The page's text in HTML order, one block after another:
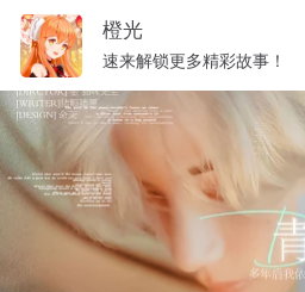
橙光
速来解锁更多精彩故事！